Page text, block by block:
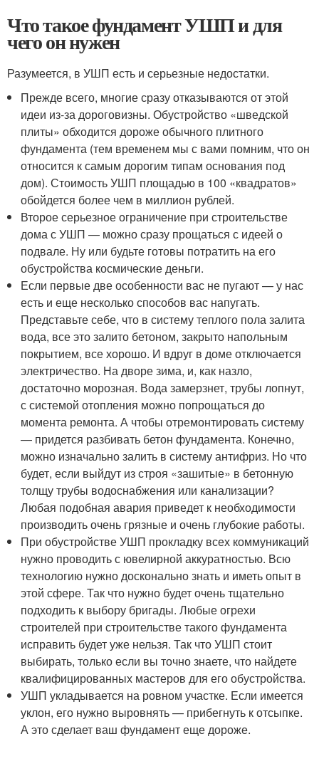
Что такое фундамент УШП и для
чего он нужен
Разумеется, в УШП есть и серьезные недостатки.
Прежде всего, многие сразу отказываются от этой
идеи из-за дороговизны. Обустройство «шведской
плиты» обходится дороже обычного плитного
фундамента (тем временем мы с вами помним, что он
относится к самым дорогим типам основания под
дом). Стоимость УШП площадью в 100 «квадратов»
обойдется более чем в миллион рублей.
Второе серьезное ограничение при строительстве
дома с УШП — можно сразу прощаться с идеей о
подвале. Ну или будьте готовы потратить на его
обустройства космические деньги.
Если первые две особенности вас не пугают — у нас
есть и еще несколько способов вас напугать.
Представьте себе, что в систему теплого пола залита
вода, все это залито бетоном, закрыто напольным
покрытием, все хорошо. И вдруг в доме отключается
электричество. На дворе зима, и, как назло,
достаточно морозная. Вода замерзнет, трубы лопнут,
с системой отопления можно попрощаться до
момента ремонта. А чтобы отремонтировать систему
— придется разбивать бетон фундамента. Конечно,
можно изначально залить в систему антифриз. Но что
будет, если выйдут из строя «зашитые» в бетонную
толщу трубы водоснабжения или канализации?
Любая подобная авария приведет к необходимости
производить очень грязные и очень глубокие работы.
При обустройстве УШП прокладку всех коммуникаций
нужно проводить с ювелирной аккуратностью. Всю
технологию нужно досконально знать и иметь опыт в
этой сфере. Так что нужно будет очень тщательно
подходить к выбору бригады. Любые огрехи
строителей при строительстве такого фундамента
исправить будет уже нельзя. Так что УШП стоит
выбирать, только если вы точно знаете, что найдете
квалифицированных мастеров для его обустройства.
УШП укладывается на ровном участке. Если имеется
уклон, его нужно выровнять — прибегнуть к отсыпке.
А это сделает ваш фундамент еще дороже.